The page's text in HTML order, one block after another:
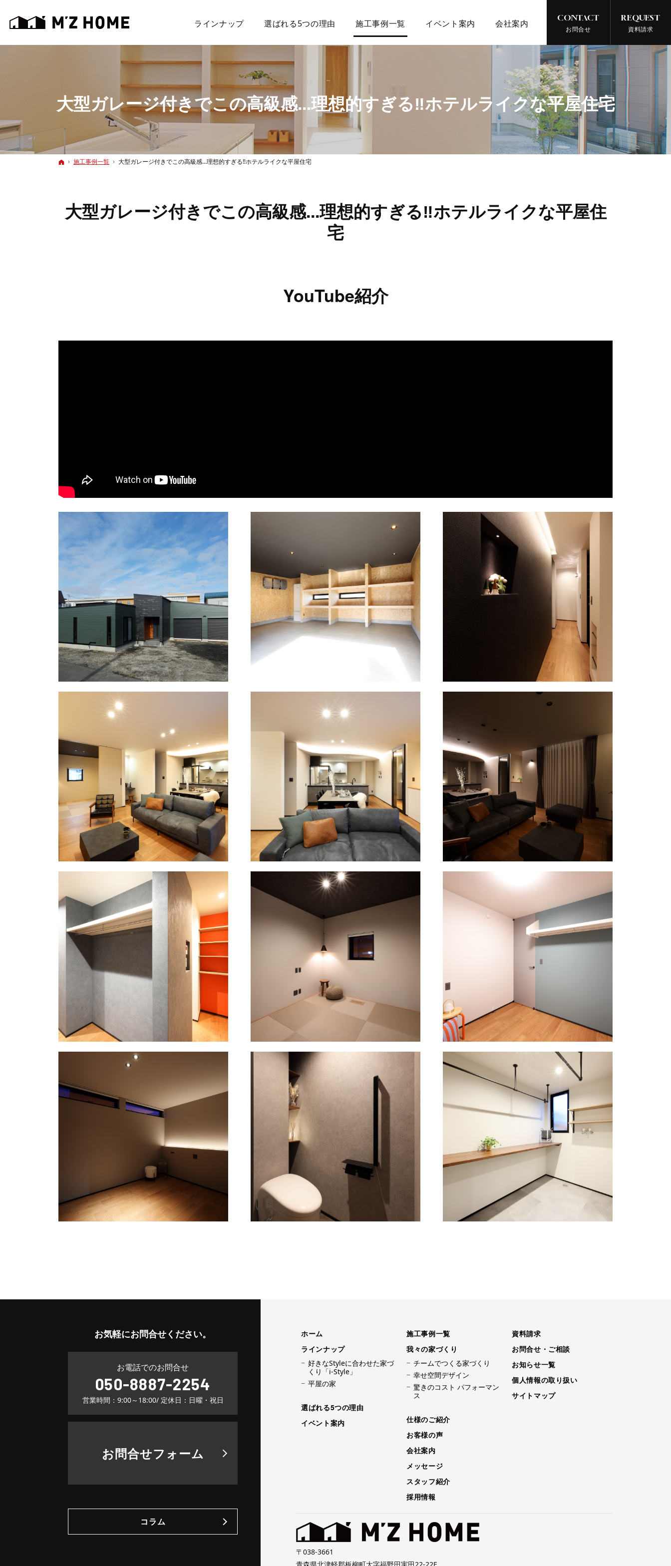
大型ガレージ付きでこの高級感...理想的すぎる‼ホテルライクな平屋住宅
ホーム
施工事例一覧 大型ガレージ付きでこの高級感...理想的すぎる‼ホテルライクな平屋住宅
大型ガレージ付きでこの高級感...理想的すぎる‼ホテルライクな平屋住
宅
YouTube紹介
ラインナップ 選ばれる5つの理由 施工事例一覧 イベント案内 会社案内
CONTACT
お問合せ
REQUEST
資料請求
お気軽にお問合せください。
お電話でのお問合せ
050-8887-2254
営業時間：9:00～18:00/ 定休日：日曜・祝日
お問合せフォーム
コラム
ホーム
ラインナップ
好きなStyleに合わせた家づ
くり「i-Style」
平屋の家
選ばれる5つの理由
イベント案内
施工事例一覧
我々の家づくり
チームでつくる家づくり
幸せ空間デザイン
驚きのコスト パフォーマン
ス
仕様のご紹介
お客様の声
会社案内
メッセージ
スタッフ紹介
採用情報
資料請求
お問合せ・ご相談
お知らせ一覧
個人情報の取り扱い
サイトマップ
〒038-3661